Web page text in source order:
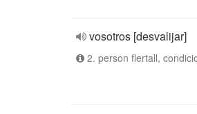
vosotros [desvalijar]
2. person flertall,